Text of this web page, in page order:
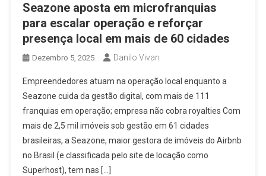
Seazone aposta em microfranquias
para escalar operação e reforçar
presença local em mais de 60 cidades
Dezembro 5, 2025 Danilo Vivan
Empreendedores atuam na operação local enquanto a
Seazone cuida da gestão digital, com mais de 111
franquias em operação; empresa não cobra royalties Com
mais de 2,5 mil imóveis sob gestão em 61 cidades
brasileiras, a Seazone, maior gestora de imóveis do Airbnb
no Brasil (e classificada pelo site de locação como
Superhost), tem nas […]